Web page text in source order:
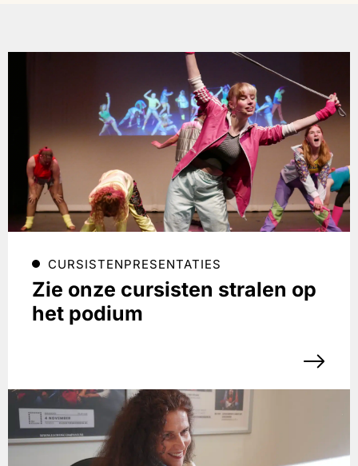
CURSISTENPRESENTATIES
Zie onze cursisten stralen op
het podium